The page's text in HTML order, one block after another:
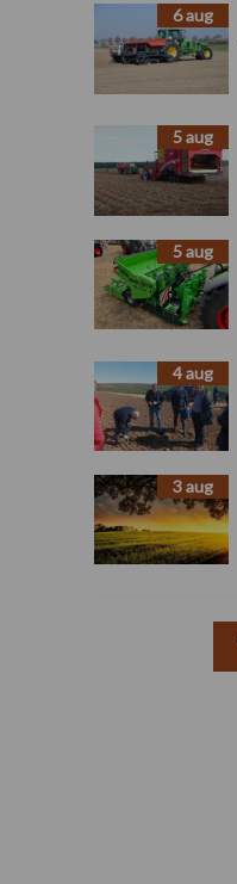
Sidebar6 aug
5 aug
5 aug
4 aug
3 aug